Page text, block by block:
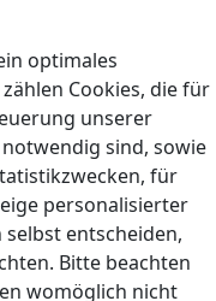
optimales
Cookies, die für
unserer
sind, sowie
für
personalisierter
entscheiden,
Bitte beachten
womöglich nicht